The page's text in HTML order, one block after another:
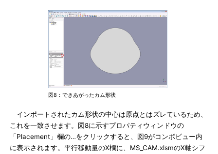
図8：できあがったカム形状
インポートされたカム形状の中心は原点とはズレているため、
これを一致させます。図8に示すプロパティウィンドウの
「Placement」欄の…をクリックすると、図9がコンボビュー内
に表示されます。平行移動量のX欄に、MS_CAM.xlsmのX軸シフ